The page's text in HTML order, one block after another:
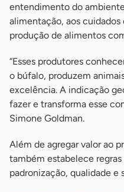
entendimento do
alimentação, aos cuidados
produção de alimentos
“Esses produtores
o búfalo, produzem
excelência. A indicação
fazer e transforma esse
Simone Goldman.
Além de agregar valor ao
também estabelece
padronização, qualidade e